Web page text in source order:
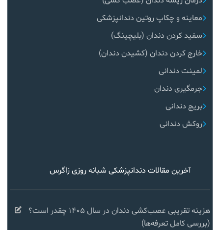
معاینه و چکاپ روتین دندانپزشکی
سفید کردن دندان (بلیچینگ)
خارج کردن دندان (کشیدن دندان)
لمینت دندانی
جرمگیری دندان
بریج دندانی
روکش دندانی
آخرین مقالات دندانپزشکی شبانه روزی زاگرس
هزینه تقریبی عصب‌کشی دندان در سال ۱۴۰۵ چقدر است؟
(بررسی کامل تعرفه‌ها)